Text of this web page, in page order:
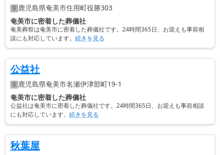
鹿児島県奄美市住用町役勝303
奄美市に密着した葬儀社
奄美葬祭は奄美市に密着した葬儀社です。24時間365日、お迎えも事前相
談にも対応しています。 続きを見る
公益社
鹿児島県奄美市名瀬伊津部町19-1
奄美市に密着した葬儀社
公益社は奄美市に密着した葬儀社です。24時間365日、お迎えも事前相談
にも対応しています。 続きを見る
秋葉屋